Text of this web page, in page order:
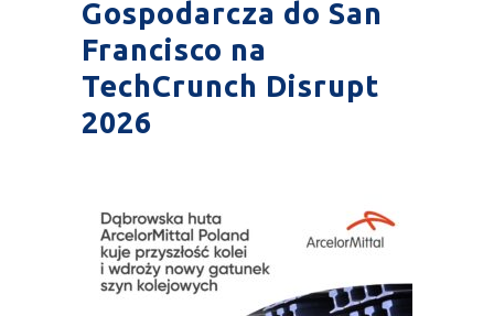
Gospodarcza do San
Francisco na
TechCrunch Disrupt
2026